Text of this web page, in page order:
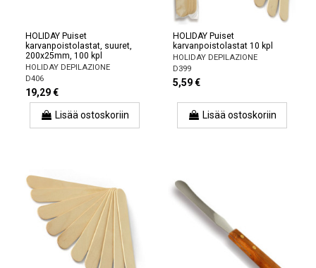
HOLIDAY Puiset
karvanpoistolastat, suuret,
200x25mm, 100 kpl
HOLIDAY DEPILAZIONE
D406
19,29 €
Lisää ostoskoriin
HOLIDAY Puiset
karvanpoistolastat 10 kpl
HOLIDAY DEPILAZIONE
D399
5,59 €
Lisää ostoskoriin